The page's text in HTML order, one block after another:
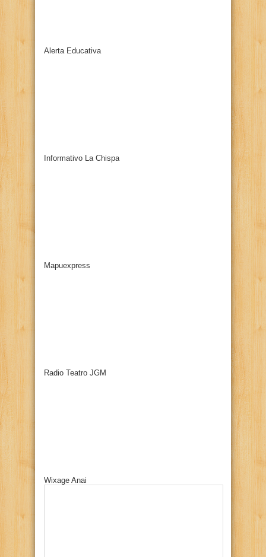
Alerta Educativa
Informativo La Chispa
Mapuexpress
Radio Teatro JGM
Wixage Anai